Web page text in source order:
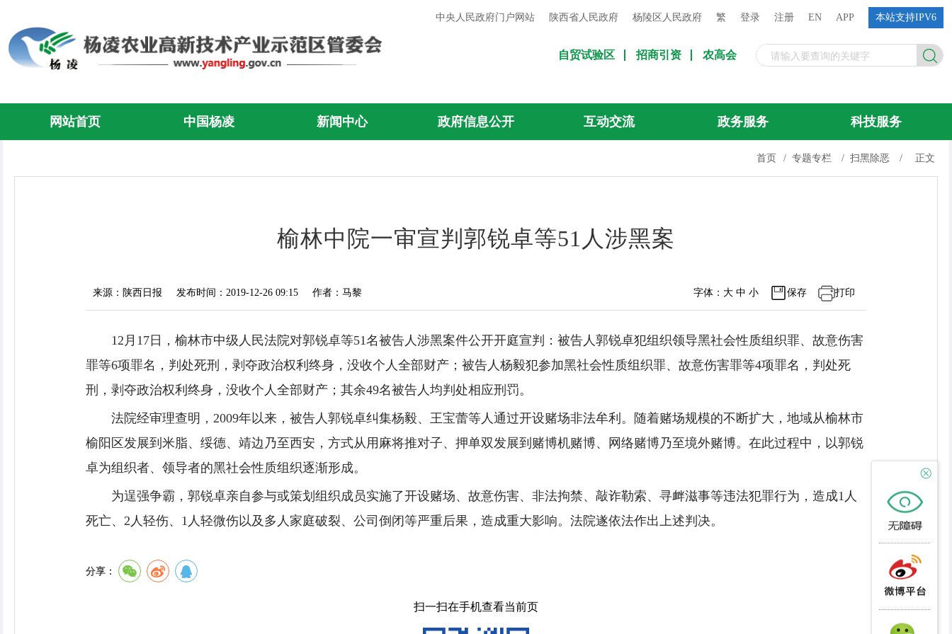
中央人民政府门户网站 陕西省人民政府 杨陵区人民政府 繁 登录 注册 EN APP 本站支持IPV6
自贸试验区 招商引资 农高会
网站首页 中国杨凌 新闻中心 政府信息公开 互动交流 政务服务 科技服务
首页 / 专题专栏 / 扫黑除恶 / 正文
榆林中院一审宣判郭锐卓等51人涉黑案
来源：陕西日报 发布时间：2019-12-26 09:15 作者：马黎 打印
保存
字体： 大 中 小
12月17日，榆林市中级人民法院对郭锐卓等51名被告人涉黑案件公开开庭宣判：被告人郭锐卓犯组织领导黑社会性质组织罪、故意伤害
罪等6项罪名，判处死刑，剥夺政治权利终身，没收个人全部财产；被告人杨毅犯参加黑社会性质组织罪、故意伤害罪等4项罪名，判处死
刑，剥夺政治权利终身，没收个人全部财产；其余49名被告人均判处相应刑罚。
法院经审理查明，2009年以来，被告人郭锐卓纠集杨毅、王宝蕾等人通过开设赌场非法牟利。随着赌场规模的不断扩大，地域从榆林市
榆阳区发展到米脂、绥德、靖边乃至西安，方式从用麻将推对子、押单双发展到赌博机赌博、网络赌博乃至境外赌博。在此过程中，以郭锐
卓为组织者、领导者的黑社会性质组织逐渐形成。
为逞强争霸，郭锐卓亲自参与或策划组织成员实施了开设赌场、故意伤害、非法拘禁、敲诈勒索、寻衅滋事等违法犯罪行为，造成1人
死亡、2人轻伤、1人轻微伤以及多人家庭破裂、公司倒闭等严重后果，造成重大影响。法院遂依法作出上述判决。
分享：
扫一扫在手机查看当前页